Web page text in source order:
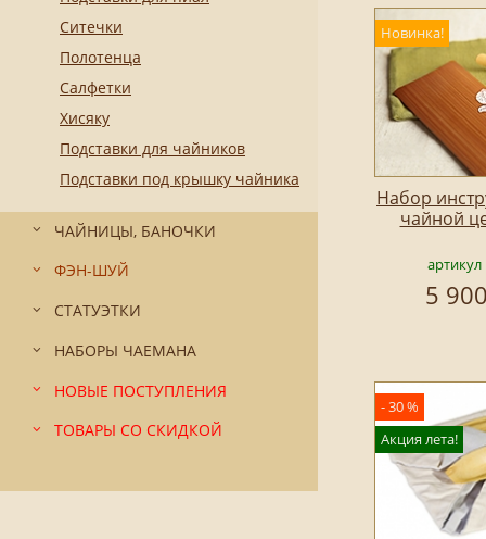
Ситечки
Полотенца
Салфетки
Хисяку
Подставки для чайников
Подставки под крышку чайника
ЧАЙНИЦЫ, БАНОЧКИ
ФЭН-ШУЙ
СТАТУЭТКИ
НАБОРЫ ЧАЕМАНА
НОВЫЕ ПОСТУПЛЕНИЯ
ТОВАРЫ СО СКИДКОЙ
Новинка!
Набор
чайной
артикул
5
- 30 %
Акция лета!